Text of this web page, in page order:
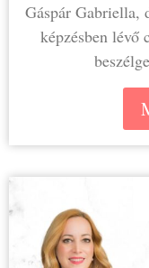
Gáspár Gabriella,
képzésben lévő